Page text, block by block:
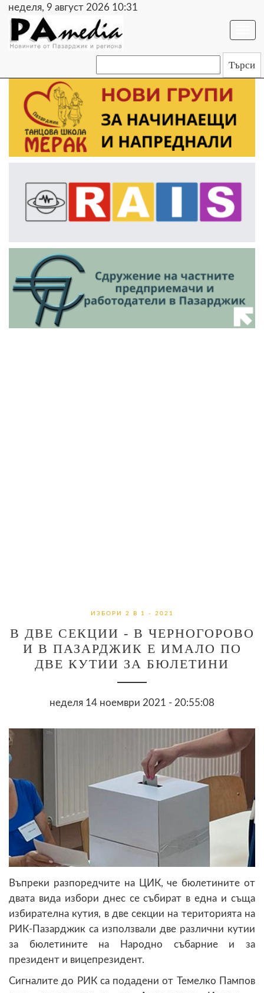
неделя, 9 август 2026 10:32
ИЗБОРИ 2 В 1 - 2021
В ДВЕ СЕКЦИИ - В ЧЕРНОГОРОВО
И В ПАЗАРДЖИК Е ИМАЛО ПО
ДВЕ КУТИИ ЗА БЮЛЕТИНИ
неделя 14 ноември 2021 - 20:55:08
Въпреки разпоредчите на ЦИК, че бюлетините от
двата вида избори днес се събират в една и съща
избирателна кутия, в две секции на територията на
РИК-Пазарджик са използвали две различни кутии
за бюлетините на Народно събарние и за
президент и вицепрезидент.
Сигналите до РИК са подадени от Темелко Пампов